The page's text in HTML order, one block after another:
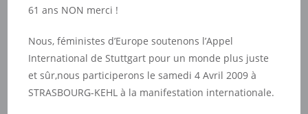
61 ans NON merci !
Nous, féministes d’Europe soutenons l’Appel
International de Stuttgart pour un monde plus juste
et sûr,nous participerons le samedi 4 Avril 2009 à
STRASBOURG-KEHL à la manifestation internationale.